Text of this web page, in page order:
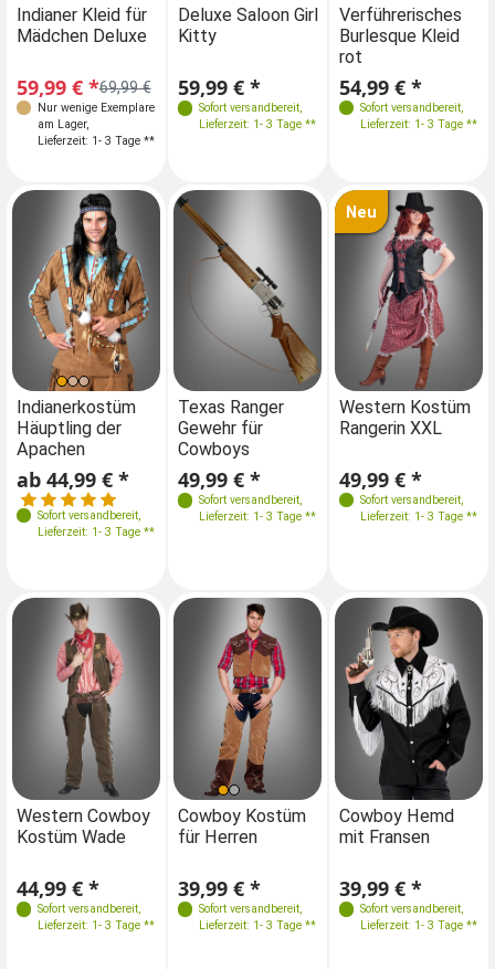
Indianer Kleid für
Mädchen Deluxe
69,99 €
59,99 € *
Nur wenige Exemplare
am Lager,
Lieferzeit: 1- 3 Tage **
Größen
110-116
Indianer Kleid für
Mädchen Deluxe
69,99 €
59,99 € *
Nur wenige Exemplare
am Lager,
Größen
36 38 40
42
44
Deluxe Saloon Girl
Kitty
59,99 € *
Sofort versandbereit,
Lieferzeit: 1- 3 Tage **
Größen
36 38 40
42
44
Größen
34
42
44-46
Verführerisches
Burlesque Kleid
rot
54,99 € *
Sofort versandbereit,
Lieferzeit: 1- 3 Tage **
Indianerkostüm
Häuptling der
Apachen
ab 44,99 € *
Sofort versandbereit,
Lieferzeit: 1- 3 Tage **
Größen
M 48
L-XL 52
XXL 54
XXL 56
Indianerkostüm
Häuptling der
ab 44,99 € *
Sofort versandbereit ,
Texas Ranger
Gewehr für
Cowboys
49,99 € *
Sofort versandbereit,
Lieferzeit: 1- 3 Tage **
Neu
Größen
40
42-44
46-48
Western Kostüm
Rangerin XXL
49,99 € *
Sofort versandbereit,
Lieferzeit: 1- 3 Tage **
Western Cowboy
Kostüm Wade
44,99 € *
Sofort versandbereit,
Lieferzeit: 1- 3 Tage **
Größen
ML 48-50
XL 52-54
XXL56-58
Western Cowboy
Kostüm Wade
44,99 € *
Sofort versandbereit,
Lieferzeit: 1- 3 Tage **
Größen
ML 50-52
XL 54-56
Cowboy Kostüm
für Herren
39,99 € *
Sofort versandbereit,
Lieferzeit: 1- 3 Tage **
Größen
ML 50-52
XL 54-56
Größen
M 48-50
XL 56-58
XXL 60-62
Cowboy Hemd
mit Fransen
39,99 € *
Sofort versandbereit,
Lieferzeit: 1- 3 Tage **